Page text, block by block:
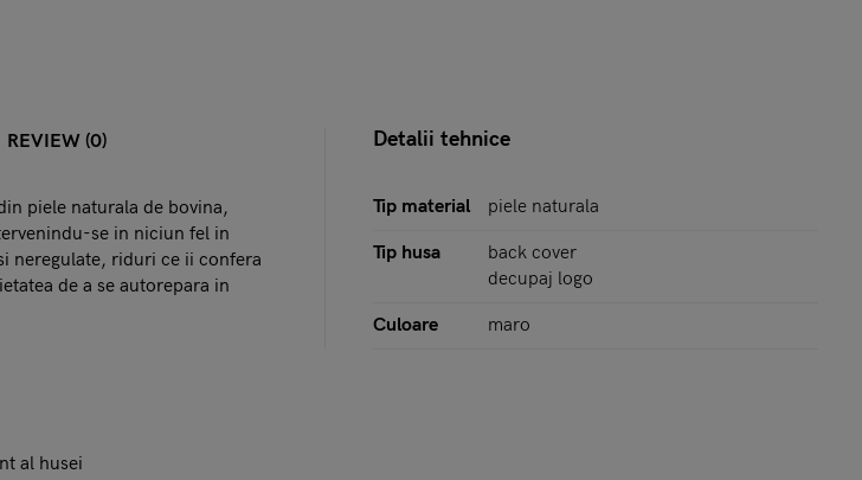
REVIEW (0)
piele naturala de bovina,
se in niciun fel in
neregulate, riduri ce ii confera
de a se autorepara in
al husei
Detalii tehnice
Tip material piele naturala
Tip husa
back cover
decupaj logo
Culoare maro